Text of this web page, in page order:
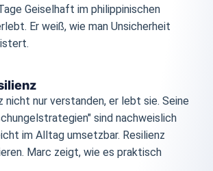
Geiselhaft im philippinischen
Er weiß, wie man Unsicherheit
nicht nur verstanden, er lebt sie. Seine
sind nachweislich
im Alltag umsetzbar. Resilienz
Marc zeigt, wie es praktisch